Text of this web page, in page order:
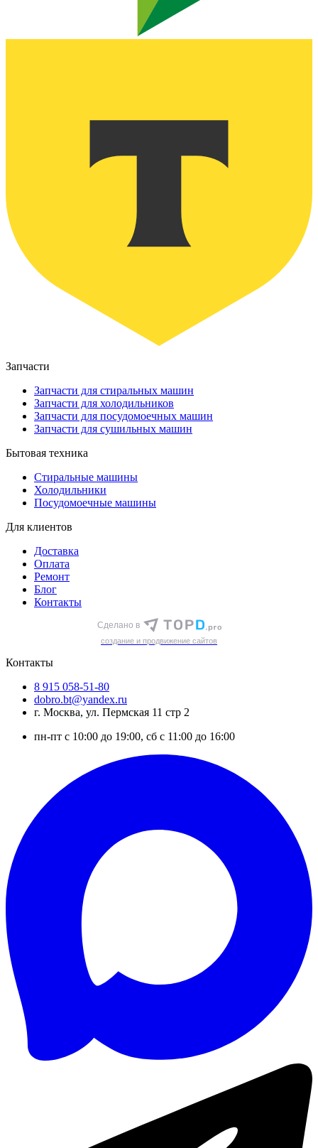
Запчасти
Запчасти для стиральных машин
Запчасти для холодильников
Запчасти для посудомоечных машин
Запчасти для сушильных машин
Бытовая техника
Стиральные машины
Холодильники
Посудомоечные машины
Для клиентов
Доставка
Оплата
Ремонт
Блог
Контакты
Сделано в
cоздание и продвижение сайтов
Контакты
8 915 058-51-80
dobro.bt@yandex.ru
г. Москва, ул. Пермская 11 стр 2
пн-пт с 10:00 до 19:00, сб с 11:00 до 16:00